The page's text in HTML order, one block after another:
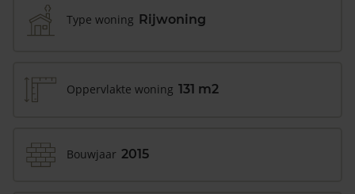
Type woning Rijwoning
Oppervlakte woning 131 m2
Bouwjaar 2015